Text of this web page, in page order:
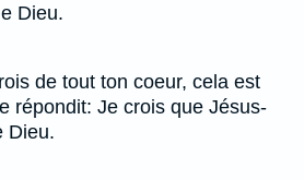
Dieu.
de tout ton coeur, cela est
répondit: Je crois que Jésus-
Dieu.